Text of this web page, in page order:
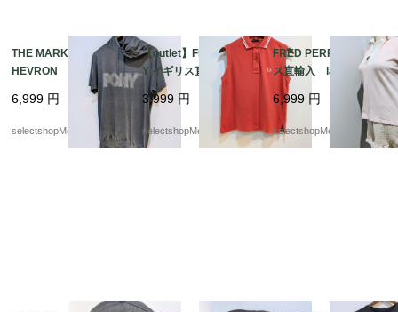
THE MARK OF THE C
HEVRON PONY パー
カー Tシャツ グレー
Tシャツ 実寸Mサイズ
（記載 Lサイズ フ
6,999 円
selectshopMerci.
【outlet】FRED PERR
Y イギリス直輸入 lad
ys S-Mサイズ オレン
ジ トップス シャ
ツ コットン イタリ
ア製 ノースリーブ
3,999 円
selectshopMerci.
FRED PERRY イギリ
ス直輸入 ladys S-XS
サイズ ピンク トッ
プス ポロシャツ コ
ットン95 エラスタン
5 イタリア製
6,999 円
selectshopMerci.